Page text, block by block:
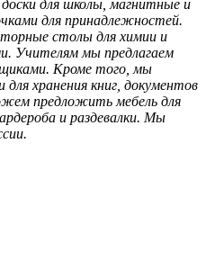
для школы, магнитные и
для принадлежностей.
столы для химии и
Учителям мы предлагаем
Кроме того, мы
хранения книг, документов
предложить мебель для
и раздевалки. Мы